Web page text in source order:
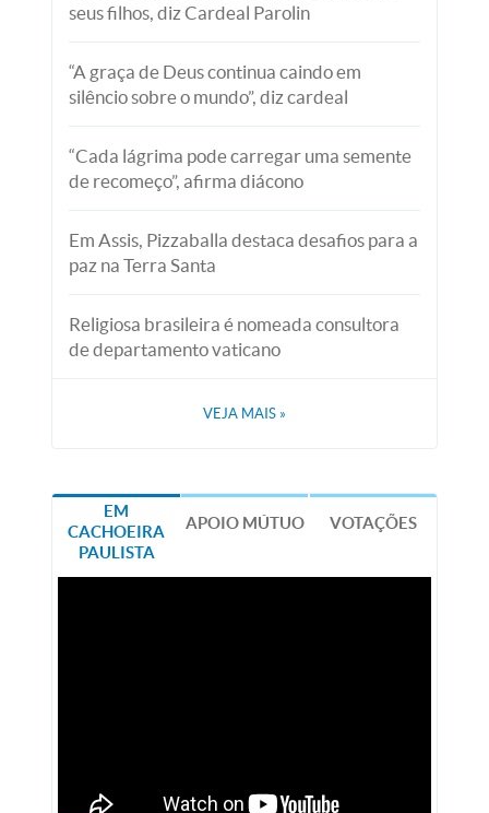
seus filhos, diz Cardeal Parolin
“A graça de Deus continua caindo em
silêncio sobre o mundo”, diz cardeal
“Cada lágrima pode carregar uma semente
de recomeço”, afirma diácono
Em Assis, Pizzaballa destaca desafios para a
paz na Terra Santa
Religiosa brasileira é nomeada consultora
de departamento vaticano
VEJA MAIS »
EM
CACHOEIRA
PAULISTA
APOIO MÚTUO VOTAÇÕES